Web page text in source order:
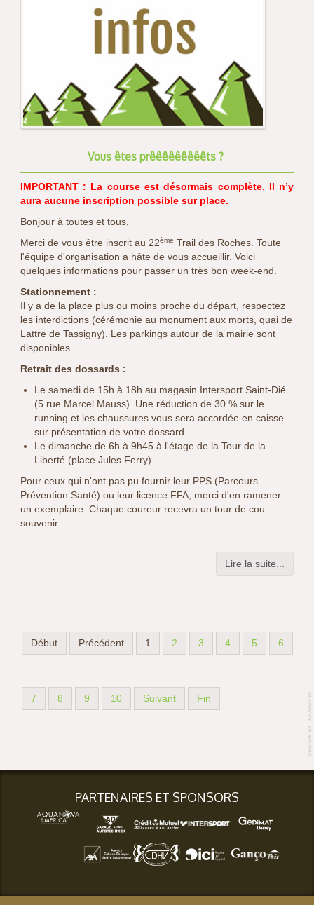
Vous êtes prêêêêêêêêêts ?
IMPORTANT : La course est désormais complète. Il n’y
aura aucune inscription possible sur place.
Bonjour à toutes et tous,
Merci de vous être inscrit au 22ème Trail des Roches. Toute
l'équipe d'organisation a hâte de vous accueillir. Voici
quelques informations pour passer un très bon week-end.
Stationnement :
Il y a de la place plus ou moins proche du départ, respectez
les interdictions (cérémonie au monument aux morts, quai de
Lattre de Tassigny). Les parkings autour de la mairie sont
disponibles.
Retrait des dossards :
Le samedi de 15h à 18h au magasin Intersport Saint-Dié
(5 rue Marcel Mauss). Une réduction de 30 % sur le
running et les chaussures vous sera accordée en caisse
sur présentation de votre dossard.
Le dimanche de 6h à 9h45 à l'étage de la Tour de la
Liberté (place Jules Ferry).
Pour ceux qui n'ont pas pu fournir leur PPS (Parcours
Prévention Santé) ou leur licence FFA, merci d'en ramener
un exemplaire. Chaque coureur recevra un tour de cou
souvenir.
Lire la suite...
Début Précédent 1 2 3 4 5 6
7 8 9 10 Suivant Fin
PARTENAIRES ET SPONSORS